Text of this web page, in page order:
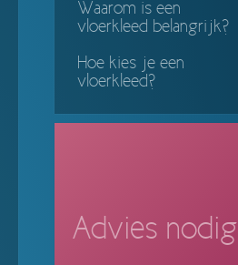
Waarom is een
vloerkleed belangrijk?
Hoe kies je een
vloerkleed?
Advies nodig